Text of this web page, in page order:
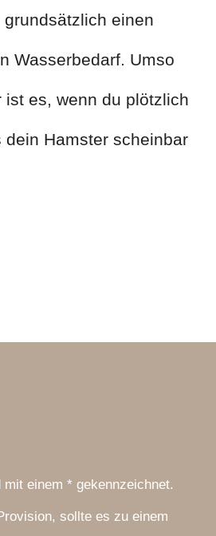
einen
Wasserbedarf. Umso
ist es, wenn du plötzlich
Hamster scheinbar
einem * gekennzeichnet.
sollte es zu einem